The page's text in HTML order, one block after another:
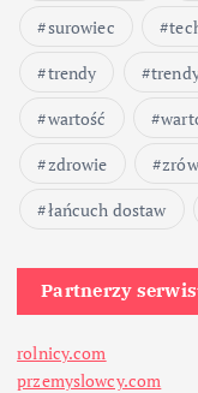
surowiec
trendy
wartość
zdrowie
łańcuch dostaw
Partnerzy
rolnicy.com
przemyslowcy.com